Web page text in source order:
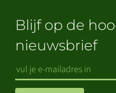
Blijf op de
nieuwsbrief